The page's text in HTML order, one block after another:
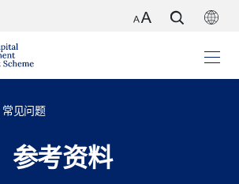
常见问题
参考资料